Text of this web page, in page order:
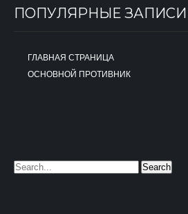
ПОПУЛЯРНЫЕ
ГЛАВНАЯ СТРАНИЦА
ОСНОВНОЙ ПРОТИВНИК